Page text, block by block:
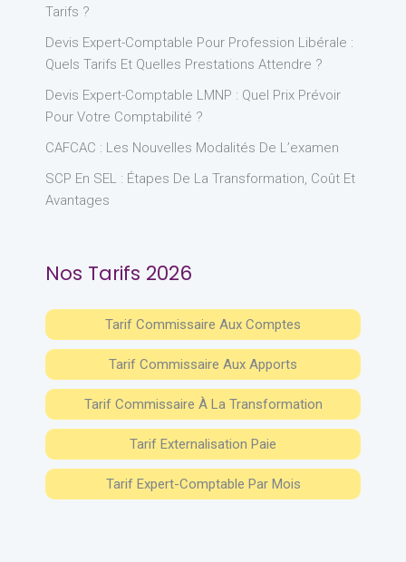
Tarifs ?
Devis Expert-Comptable Pour Profession Libérale :
Quels Tarifs Et Quelles Prestations Attendre ?
Devis Expert-Comptable LMNP : Quel Prix Prévoir
Pour Votre Comptabilité ?
CAFCAC : Les Nouvelles Modalités De L’examen
SCP En SEL : Étapes De La Transformation, Coût Et
Avantages
Nos Tarifs 2026
Tarif Commissaire Aux Comptes
Tarif Commissaire Aux Apports
Tarif Commissaire À La Transformation
Tarif Externalisation Paie
Tarif Expert-Comptable Par Mois